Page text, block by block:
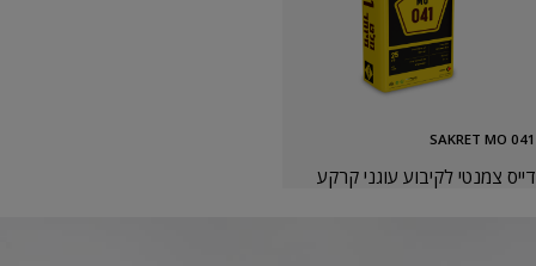
SAKRET MO 041
דייס צמנטי לקיבוע עוגני קרקע